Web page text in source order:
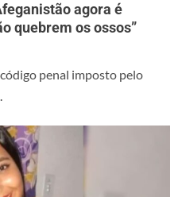
agora é
quebrem os ossos”
penal imposto pelo